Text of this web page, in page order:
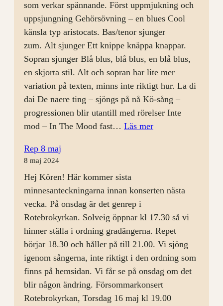
som verkar spännande. Först uppmjukning och
uppsjungning Gehörsövning – en blues Cool
känsla typ aristocats. Bas/tenor sjunger
zum. Alt sjunger Ett knippe knäppa knappar.
Sopran sjunger Blå blus, blå blus, en blå blus,
en skjorta stil. Alt och sopran har lite mer
variation på texten, minns inte riktigt hur. La di
dai De naere ting – sjöngs på nå Kö-sång –
progressionen blir utantill med rörelser Inte
mod – In The Mood fast… Läs mer:
augusti
Rep 8 maj
8 maj 2024
Hej Kören! Här kommer sista
minnesanteckningarna innan konserten nästa
vecka. På onsdag är det genrep i
Rotebrokyrkan. Solveig öppnar kl 17.30 så vi
hinner ställa i ordning gradängerna. Repet
börjar 18.30 och håller på till 21.00. Vi sjöng
igenom sångerna, inte riktigt i den ordning som
finns på hemsidan. Vi får se på onsdag om det
blir någon ändring. Försommarkonsert
Rotebrokyrkan, Torsdag 16 maj kl 19.00